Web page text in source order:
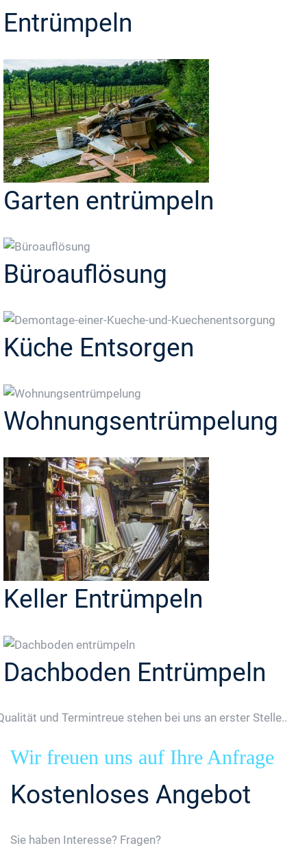
Entrümpeln
Garten entrümpeln
Büroauflösung
Küche Entsorgen
Wohnungsentrümpelung
Keller Entrümpeln
Dachboden Entrümpeln
und Termintreue stehen bei uns an erster Stelle..
Wir freuen uns auf Ihre Anfrage
Kostenloses Angebot
Sie haben Interesse? Fragen?